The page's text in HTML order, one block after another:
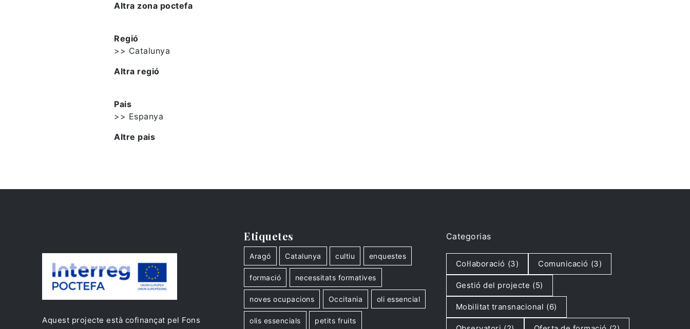
Altra zona poctefa
Regió
>> Catalunya
Altra regió
Pais
>> Espanya
Altre pais
Aquest projecte està cofinançat pel Fons
Etiquetes
Aragó Catalunya cultiu enquestes
formació necessitats formatives
noves ocupacions Occitania oli essencial
olis essencials petits fruits
Categorias
Col·laboració (3) Comunicació (3)
Gestió del projecte (5)
Mobilitat transnacional (6)